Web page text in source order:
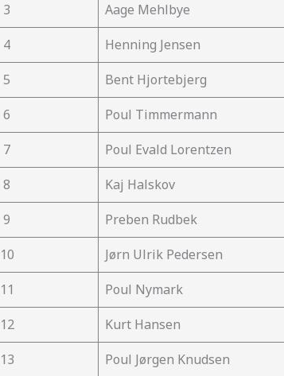
3
Aage Mehlbye
4
Henning Jensen
5
Bent Hjortebjerg
6
Poul Timmermann
7
Poul Evald Lorentzen
8
Kaj Halskov
9
Preben Rudbek
10
Jørn Ulrik Pedersen
11
Poul Nymark
12
Kurt Hansen
13
Poul Jørgen Knudsen